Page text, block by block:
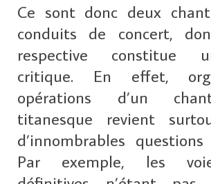
Ce sont donc deux
conduits de concert,
respective constitue
critique. En effet,
opérations d’un
titanesque revient
d’innombrables
Par exemple, les